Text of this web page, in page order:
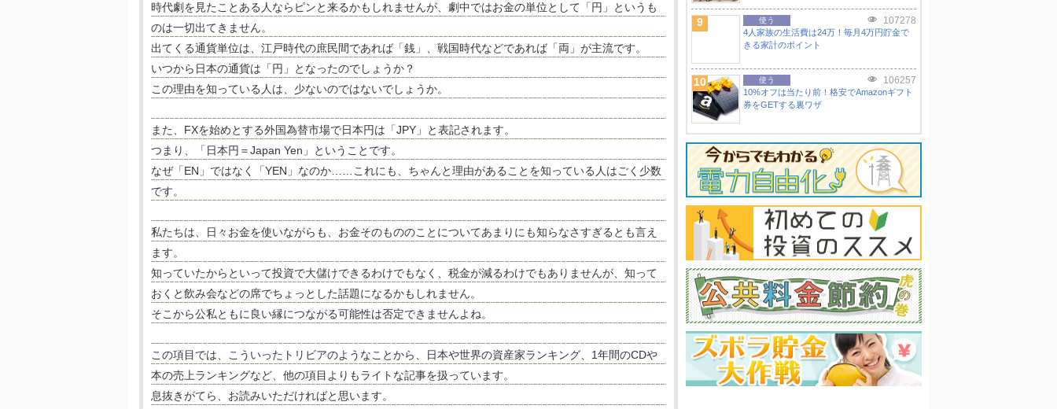
時代劇を見たことある人ならピンと来るかもしれませんが、劇中ではお金の単位として「円」というも
のは一切出てきません。
出てくる通貨単位は、江戸時代の庶民間であれば「銭」、戦国時代などであれば「両」が主流です。
いつから日本の通貨は「円」となったのでしょうか？
この理由を知っている人は、少ないのではないでしょうか。
また、FXを始めとする外国為替市場で日本円は「JPY」と表記されます。
つまり、「日本円＝Japan Yen」ということです。
なぜ「EN」ではなく「YEN」なのか……これにも、ちゃんと理由があることを知っている人はごく少数
です。
私たちは、日々お金を使いながらも、お金そのもののことについてあまりにも知らなさすぎるとも言え
ます。
知っていたからといって投資で大儲けできるわけでもなく、税金が減るわけでもありませんが、知って
おくと飲み会などの席でちょっとした話題になるかもしれません。
そこから公私ともに良い縁につながる可能性は否定できませんよね。
この項目では、こういったトリビアのようなことから、日本や世界の資産家ランキング、1年間のCDや
本の売上ランキングなど、他の項目よりもライトな記事を扱っています。
息抜きがてら、お読みいただければと思います。
9 使う 107278
4人家族の生活費は24万！毎月4万円貯金で
きる家計のポイント
10 使う 106257
10%オフは当たり前！格安でAmazonギフト
券をGETする裏ワザ